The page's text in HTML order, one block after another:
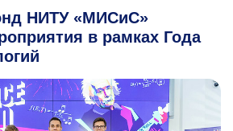
НИТУ «МИСиС»
в рамках Года